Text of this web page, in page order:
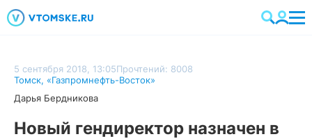
5 сентября 2018, 13:05Прочтений: 8008
Томск, «Газпромнефть-Восток»
Дарья Бердникова
Новый гендиректор назначен в